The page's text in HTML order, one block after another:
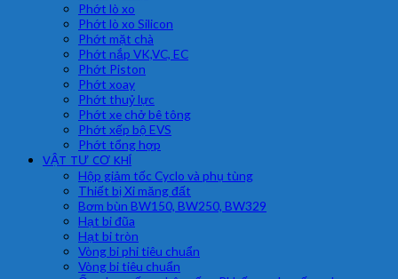
Phớt lò xo
Phớt lò xo Silicon
Phớt mặt chà
Phớt nắp VK,VC, EC
Phớt Piston
Phớt xoay
Phớt thuỷ lực
Phớt xe chở bê tông
Phớt xếp bộ EVS
Phớt tổng hợp
VẬT TƯ CƠ KHÍ
Hộp giảm tốc Cyclo và phụ tùng
Thiết bị Xi măng đất
Bơm bùn BW150, BW250, BW329
Hạt bi đũa
Hạt bi tròn
Vòng bi phi tiêu chuẩn
Vòng bi tiêu chuẩn